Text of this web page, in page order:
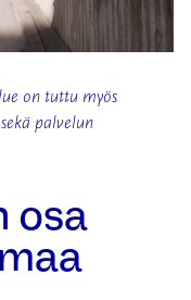
on tuttu myös
palvelun
osa